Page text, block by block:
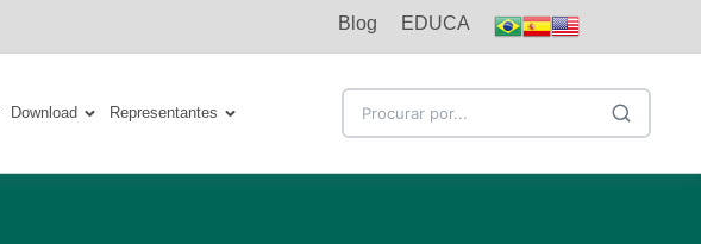
Blog EDUCA
Download Representantes